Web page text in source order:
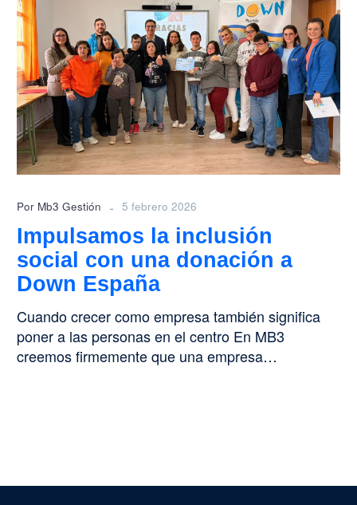
con
una
donación
a
Down
España
Por Mb3 Gestión - 5 febrero 2026
Impulsamos la inclusión
social con una donación a
Down España
Cuando crecer como empresa también significa
poner a las personas en el centro En MB3
creemos firmemente que una empresa…